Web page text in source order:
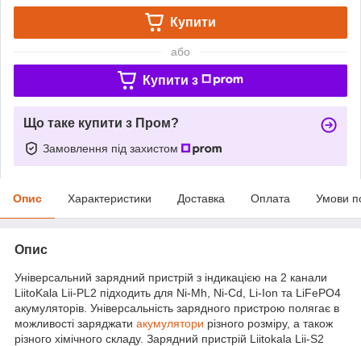
Купити
або
Купити з
Що таке купити з Пром?
Замовлення під захистом
Опис Характеристики Доставка Оплата Умови
Опис
Універсальний зарядний пристрій з індикацією на 2 канали
LiitoKala Lii-PL2 підходить для Ni-Mh, Ni-Cd, Li-Ion та LiFePO4
акумуляторів. Універсальність зарядного пристрою полягає в
можливості заряджати акумулятори різного розміру, а також
різного хімічного складу. Зарядний пристрій Liitokala Lii-S2